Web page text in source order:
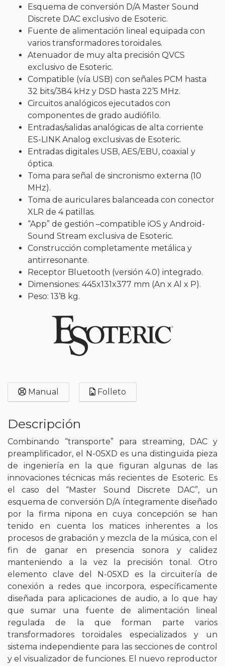
Esquema de conversión D/A Master Sound
Discrete DAC exclusivo de Esoteric.
Fuente de alimentación lineal equipada con
varios transformadores toroidales.
Atenuador de muy alta precisión QVCS
exclusivo de Esoteric.
Compatible (vía USB) con señales PCM hasta
32 bits/384 kHz y DSD hasta 22’5 MHz.
Circuitos analógicos ejecutados con
componentes de grado audiófilo.
Entradas/salidas analógicas de alta corriente
ES-LINK Analog exclusivas de Esoteric.
Entradas digitales USB, AES/EBU, coaxial y
óptica.
Toma para señal de sincronismo externa (10
MHz).
Toma de auriculares balanceada con conector
XLR de 4 patillas.
“App” de gestión –compatible iOS y Android-
Sound Stream exclusiva de Esoteric.
Construcción completamente metálica y
antirresonante.
Receptor Bluetooth (versión 4.0) integrado.
Dimensiones: 445x131x377 mm (An x Al x P).
Peso: 13’8 kg.
Manual Folleto
Descripción
Combinando “transporte” para streaming, DAC y
preamplificador, el N-05XD es una distinguida pieza
de ingeniería en la que figuran algunas de las
innovaciones técnicas más recientes de Esoteric. Es
el caso del “Master Sound Discrete DAC”, un
esquema de conversión D/A íntegramente diseñado
por la firma nipona en cuya concepción se han
tenido en cuenta los matices inherentes a los
procesos de grabación y mezcla de la música, con el
fin de ganar en presencia sonora y calidez
manteniendo a la vez la precisión tonal. Otro
elemento clave del N-05XD es la circuitería de
conexión a redes que incorpora, específicamente
diseñada para aplicaciones de audio, a lo que hay
que sumar una fuente de alimentación lineal
regulada de la que forman parte varios
transformadores toroidales especializados y un
sistema independiente para las secciones de control
y el visualizador de funciones. El nuevo reproductor